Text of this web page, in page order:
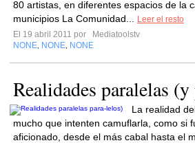
80 artistas, en diferentes espacios de la
municipios La Comunidad...
Leer el resto
El 19 abril 2011 por
Mediatoolstv
NONE NONE NONE
Realidades paralelas
La realidad
mucho que intenten camuflarla, como si
aficionado, desde el más cabal hasta el